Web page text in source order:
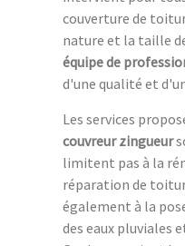
couverture de
nature et la taille
équipe de
d'une qualité et
Les services
couvreur zingueur
limitent pas à la
réparation de
également à la
des eaux pluviales